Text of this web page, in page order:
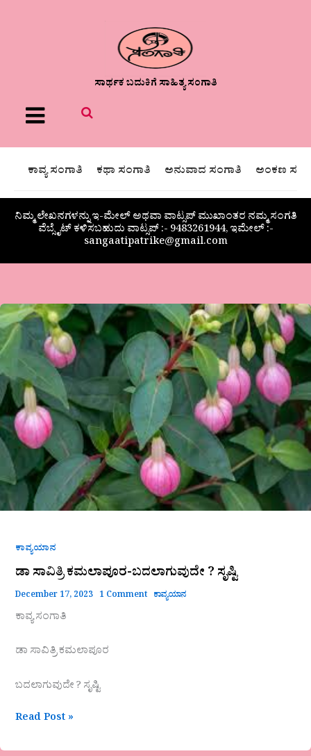
ಸಾರ್ಥಕ ಬದುಕಿಗೆ ಸಾಹಿತ್ಯ ಸಂಗಾತಿ
Menu
ಕಾವ್ಯ ಸಂಗಾತಿ ಕಥಾ ಸಂಗಾತಿ ಅನುವಾದ ಸಂಗಾತಿ ಅಂಕಣ
ನಿಮ್ಮ ಲೇಖನಗಳನ್ನು ಇ-ಮೇಲ್ ಅಥವಾ ವಾಟ್ಸಪ್ ಮುಖಾಂತರ ನಮ್ಮ ಸಂಗತಿ
ವೆಬ್ಸೈಟ್ ಕಳಿಸಬಹುದು ವಾಟ್ಸಪ್‌ :- 9483261944, ಇಮೇಲ್ :-
sangaatipatrike@gmail.com
ಕಾವ್ಯಯಾನ
ಡಾ ಸಾವಿತ್ರಿ ಕಮಲಾಪೂರ-ಬದಲಾಗುವುದೇ ? ಸೃಷ್ಟಿ
December 17, 2023 1 Comment ಕಾವ್ಯಯಾನ
ಕಾವ್ಯ ಸಂಗಾತಿ
ಡಾ ಸಾವಿತ್ರಿ ಕಮಲಾಪೂರ
ಬದಲಾಗುವುದೇ ? ಸೃಷ್ಟಿ
ಡಾ
ಸಾವಿತ್ರಿ
ಕಮಲಾಪೂರ-
ಬದಲಾಗುವುದೇ
?
ಸೃಷ್ಟಿ
Read Post »